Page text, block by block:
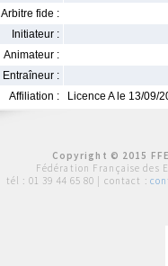
Arbitre fide :
Initiateur :
Animateur :
Entraîneur :
Affiliation :
Licence A le 13/09/
Copyright © 2015
Fédération Française des
tél : 01 39 44 65 80 | contact :